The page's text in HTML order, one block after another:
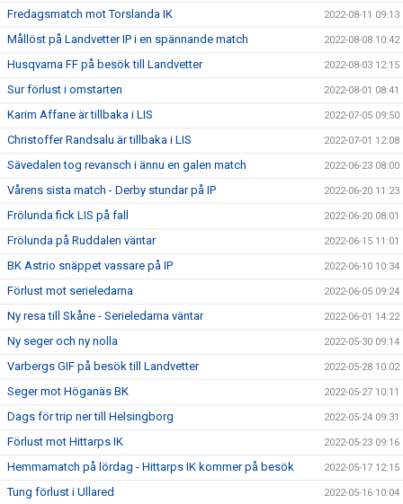
Fredagsmatch mot Torslanda IK 2022-08-11 09:13
Mållöst på Landvetter IP i en spännande match 2022-08-08 10:42
Husqvarna FF på besök till Landvetter 2022-08-03 12:15
Sur förlust i omstarten 2022-08-01 08:41
Karim Affane är tillbaka i LIS 2022-07-05 09:50
Christoffer Randsalu är tillbaka i LIS 2022-07-01 12:08
Sävedalen tog revansch i ännu en galen match 2022-06-23 08:00
Vårens sista match - Derby stundar på IP 2022-06-20 11:23
Frölunda fick LIS på fall 2022-06-20 08:01
Frölunda på Ruddalen väntar 2022-06-15 11:01
BK Astrio snäppet vassare på IP 2022-06-10 10:34
Förlust mot serieledarna 2022-06-05 09:24
Ny resa till Skåne - Serieledarna väntar 2022-06-01 14:22
Ny seger och ny nolla 2022-05-30 09:14
Varbergs GIF på besök till Landvetter 2022-05-28 10:02
Seger mot Höganäs BK 2022-05-27 10:11
Dags för trip ner till Helsingborg 2022-05-24 09:31
Förlust mot Hittarps IK 2022-05-23 09:16
Hemmamatch på lördag - Hittarps IK kommer på besök 2022-05-17 12:15
Tung förlust i Ullared 2022-05-16 10:04